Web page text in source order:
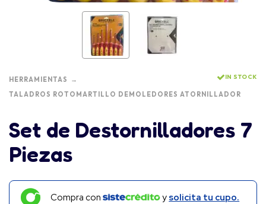
HERRAMIENTAS
TALADROS ROTOMARTILLO DEMOLEDORES ATORNILLADOR
IN STOCK
Set de Destornilladores 7
Piezas
Compra con y solicita tu cupo.